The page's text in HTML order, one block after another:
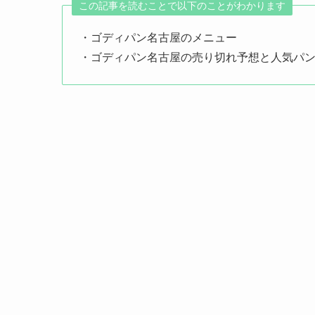
この記事を読むことで以下のことがわかります
・ゴディパン名古屋のメニュー
・ゴディパン名古屋の売り切れ予想と人気パ